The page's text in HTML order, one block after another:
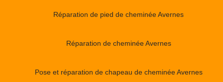
Réparation de pied de cheminée Avernes
Réparation de cheminée Avernes
Pose et réparation de chapeau de cheminée Avernes